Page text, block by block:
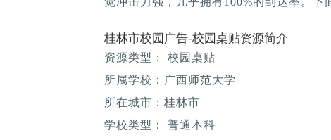
桂林市校园广告-校园桌贴资源简介
资源类型： 校园桌贴
所属学校：广西师范大学
所在城市：桂林市
学校类型： 普通本科